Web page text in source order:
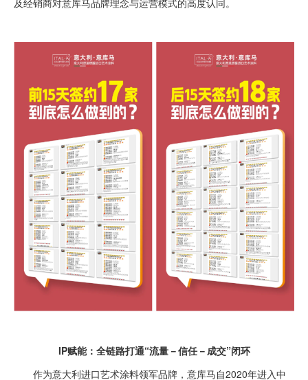
及经销商对意库马品牌理念与运营模式的高度认同。
IP赋能：全链路打通“流量－信任－成交”闭环
作为意大利进口艺术涂料领军品牌，意库马自2020年进入中